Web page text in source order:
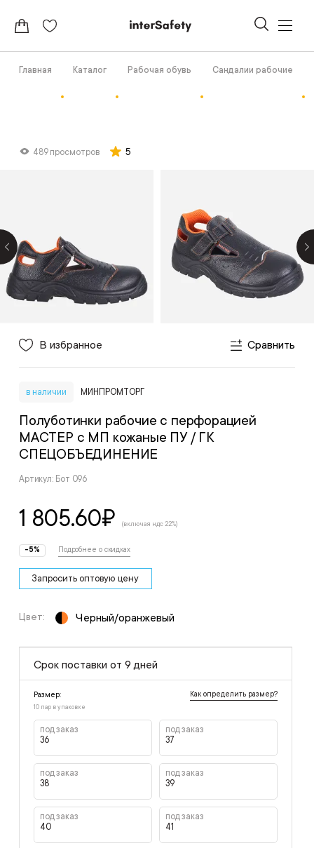
Главная Каталог Рабочая обувь Сандалии рабочие
489 просмотров 5
В избранное Сравнить
в наличии МИНПРОМТОРГ
Полуботинки рабочие с перфорацией
МАСТЕР с МП кожаные ПУ / ГК
СПЕЦОБЪЕДИНЕНИЕ
Артикул: Бот 096
1 805.60₽ (включая ндс 22%)
-5% Подробнее о скидках
Запросить оптовую цену
Цвет: Черный/оранжевый
Срок поставки от 9 дней
Размер: Как определить размер?
10 пар в упаковке
под заказ
36
под заказ
37
под заказ
38
под заказ
39
под заказ
40
под заказ
41